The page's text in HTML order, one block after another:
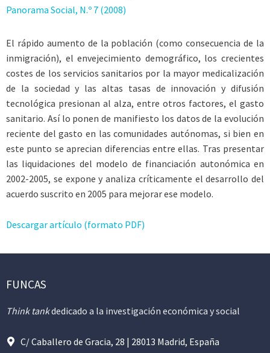
Panorama Social, N.º 7 (2008)
El rápido aumento de la población (como consecuencia de la
inmigración), el envejecimiento demográfico, los crecientes
costes de los servicios sanitarios por la mayor medicalización
de la sociedad y las altas tasas de innovación y difusión
tecnológica presionan al alza, entre otros factores, el gasto
sanitario. Así lo ponen de manifiesto los datos de la evolución
reciente del gasto en las comunidades autónomas, si bien en
este punto se aprecian diferencias entre ellas. Tras presentar
las liquidaciones del modelo de financiación autonómica en
2002-2005, se expone y analiza críticamente el desarrollo del
acuerdo suscrito en 2005 para mejorar ese modelo.
Descargar artículo (formato PDF)
FUNCAS
Think tankdedicado a la investigación económica y social
C/ Caballero de Gracia, 28 | 28013 Madrid, España